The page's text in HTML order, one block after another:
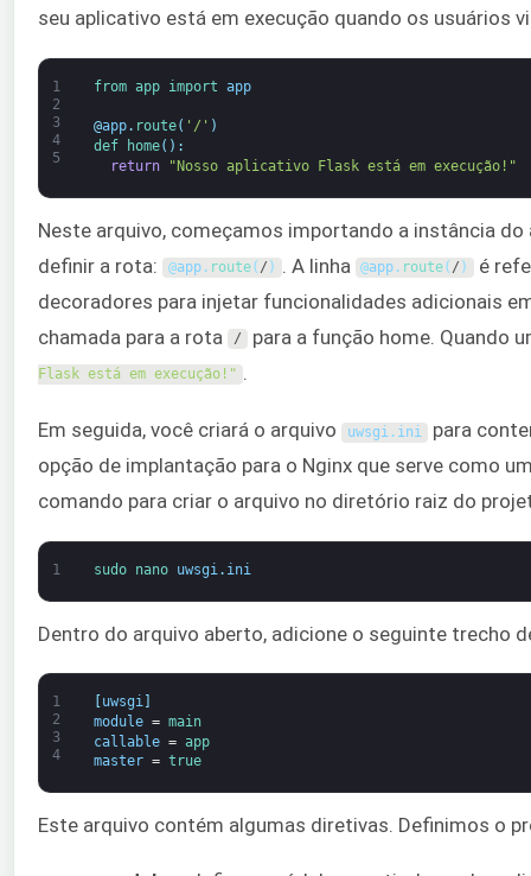
seu aplicativo está em execução quando os usuários
1
2
3
4
5
from app import app
@app. route( '/' )
def
home( ) :
return
"Nosso aplicativo Flask está em execução!"
Neste arquivo, começamos importando a instância
definir a rota:
@app. route(/ ) . A linha @app . route(/ )
é
decoradores para injetar funcionalidades adicionais
chamada para a rota
/ para a função home. Quando
Flask está em execução!" .
Em seguida, você criará o arquivo uwsgi. ini para
opção de implantação para o Nginx que serve como
comando para criar o arquivo no diretório raiz do
1 sudo nano uwsgi . ini
Dentro do arquivo aberto, adicione o seguinte trecho
1
2
3
4
uwsgi]
module = main
callable = app
master = true
Este arquivo contém algumas diretivas. Definimos o